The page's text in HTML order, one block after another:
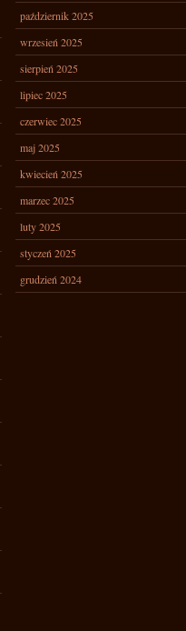
październik 2025
wrzesień 2025
sierpień 2025
lipiec 2025
czerwiec 2025
maj 2025
kwiecień 2025
marzec 2025
luty 2025
styczeń 2025
grudzień 2024